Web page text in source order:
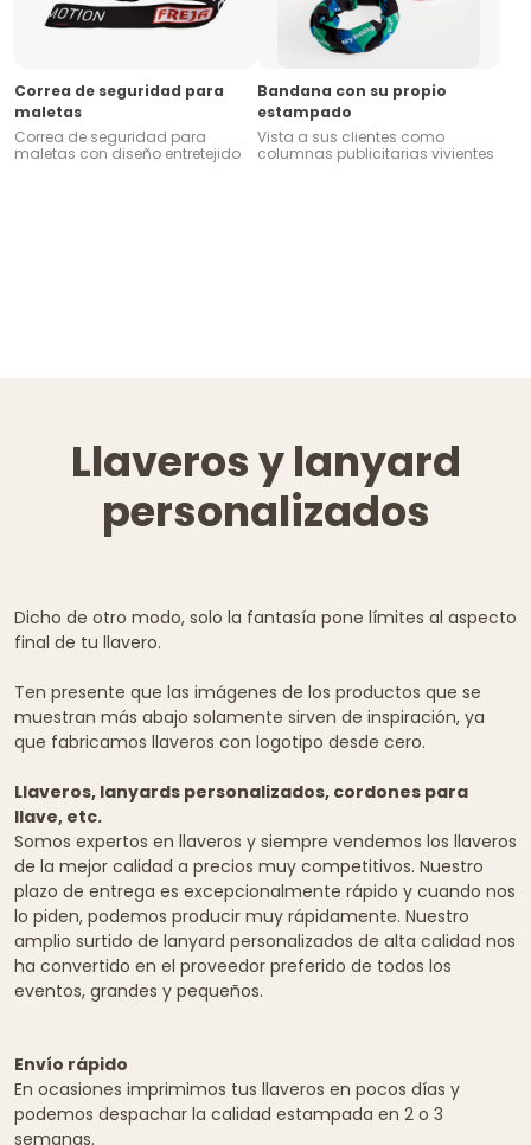
Correa de seguridad para
maletas
Correa de seguridad para
maletas con diseño entretejido
Bandana con su propio
estampado
Vista a sus clientes como
columnas publicitarias vivientes
Llaveros y lanyard
personalizados
Dicho de otro modo, solo la fantasía pone límites al aspecto
final de tu llavero.
Ten presente que las imágenes de los productos que se
muestran más abajo solamente sirven de inspiración, ya
que fabricamos llaveros con logotipo desde cero.
Llaveros, lanyards personalizados, cordones para
llave, etc.
Somos expertos en llaveros y siempre vendemos los llaveros
de la mejor calidad a precios muy competitivos. Nuestro
plazo de entrega es excepcionalmente rápido y cuando nos
lo piden, podemos producir muy rápidamente. Nuestro
amplio surtido de lanyard personalizados de alta calidad nos
ha convertido en el proveedor preferido de todos los
eventos, grandes y pequeños.
Envío rápido
En ocasiones imprimimos tus llaveros en pocos días y
podemos despachar la calidad estampada en 2 o 3
semanas.